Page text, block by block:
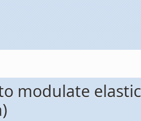
modulate elastic